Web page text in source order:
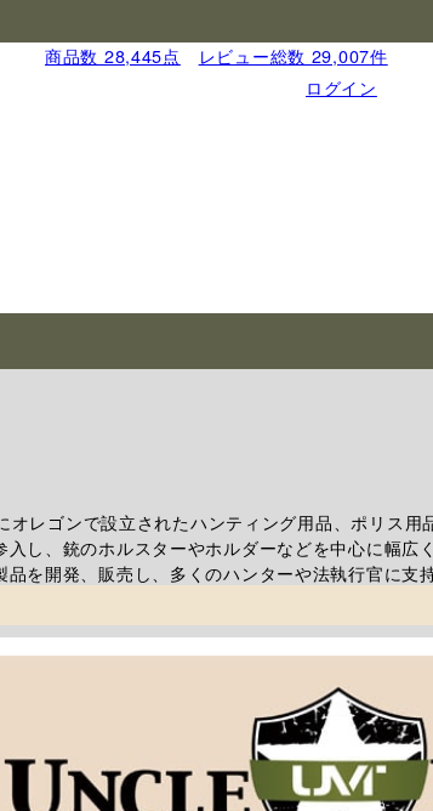
商品数 28,445点
レビュー総数 29,007件
ログイン
レゴンで設立されたハンティング用品、ポリス
し、銃のホルスターやホルダーなどを中心に幅
を開発、販売し、多くのハンターや法執行官に支